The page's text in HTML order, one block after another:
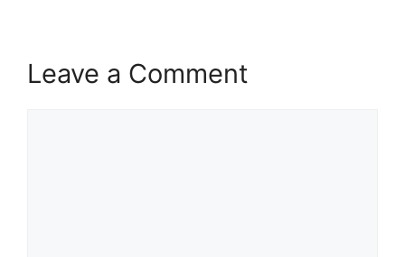
Leave a Comment